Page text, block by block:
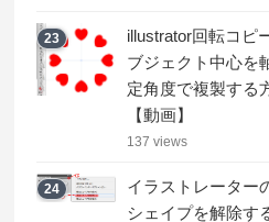
23
illustrator回転コピ
ブジェクト中心を
定角度で複製する
【動画】
137 views
24
イラストレーター
シェイプを解除す